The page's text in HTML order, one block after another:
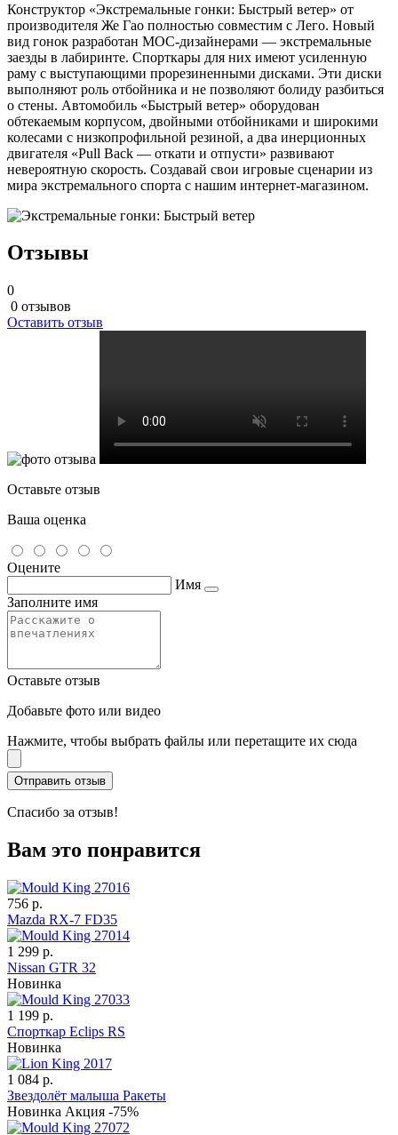
Конструктор «Экстремальные гонки: Быстрый ветер» от
производителя Же Гао полностью совместим с Лего. Новый
вид гонок разработан MOC-дизайнерами — экстремальные
заезды в лабиринте. Спорткары для них имеют усиленную
раму с выступающими прорезиненными дисками. Эти диски
выполняют роль отбойника и не позволяют болиду разбиться
о стены. Автомобиль «Быстрый ветер» оборудован
обтекаемым корпусом, двойными отбойниками и широкими
колесами с низкопрофильной резиной, а два инерционных
двигателя «Pull Back — откати и отпусти» развивают
невероятную скорость. Создавай свои игровые сценарии из
мира экстремального спорта с нашим интернет-магазином.
Отзывы
0
0 отзывов
Оставить отзыв
Оставьте отзыв
Ваша оценка
Оцените
Имя
Заполните имя
Оставьте отзыв
Добавьте фото или видео
Нажмите, чтобы выбрать файлы или перетащите их сюда
Спасибо за отзыв!
Вам это понравится
756 р.
Mazda RX-7 FD35
1 299 р.
Nissan GTR 32
Новинка
1 199 р.
Спорткар Eclips RS
Новинка
1 084 р.
Звездолёт малыша Ракеты
Новинка Акция -75%